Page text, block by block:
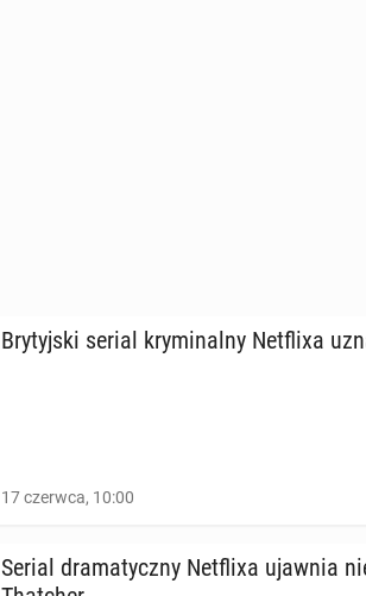
Bry­tyj­ski serial kry­mi­nal­ny Net­fli­xa
17 czerwca, 10:00
Serial dra­ma­tycz­ny Net­fli­xa ujawnia